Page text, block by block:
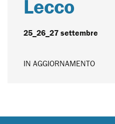
Lecco
25_26_27 settembre
IN AGGIORNAMENTO